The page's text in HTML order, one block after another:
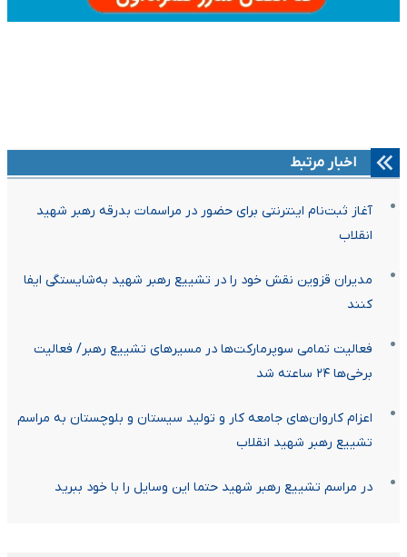
اخبار مرتبط
آغاز ثبت‌نام اینترنتی برای حضور در مراسمات بدرقه رهبر شهید
انقلاب
مدیران قزوین نقش خود را در تشییع رهبر شهید به‌شایستگی ایفا
کنند
فعالیت تمامی سوپرمارکت‌ها در مسیرهای تشییع رهبر/ فعالیت
برخی‌ها ۲۴ ساعته شد
اعزام کاروان‌های جامعه کار و تولید سیستان و بلوچستان به مراسم
تشییع رهبر شهید انقلاب
در مراسم تشییع رهبر شهید حتما این وسایل را با خود ببرید